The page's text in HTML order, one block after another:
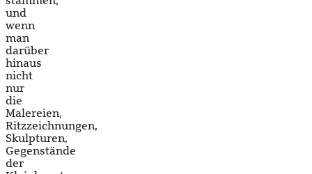
und
wenn
man
darüber
hinaus
nicht
nur
die
Malereien,
Ritzzeichnungen,
Skulpturen,
Gegenstände
der